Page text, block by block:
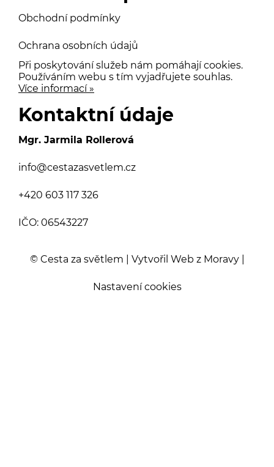
Obchodní podmínky
Ochrana osobních údajů
Při poskytování služeb nám pomáhají cookies.
Používáním webu s tím vyjadřujete souhlas.
Více informací »
Kontaktní údaje
Mgr. Jarmila Rollerová
info@cestazasvetlem.cz
+420 603 117 326
IČO: 06543227
© Cesta za světlem | Vytvořil Web z Moravy|
Nastavení cookies